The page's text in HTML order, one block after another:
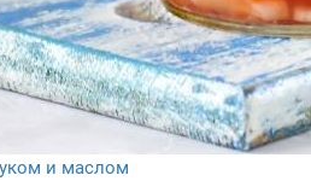
и маслом